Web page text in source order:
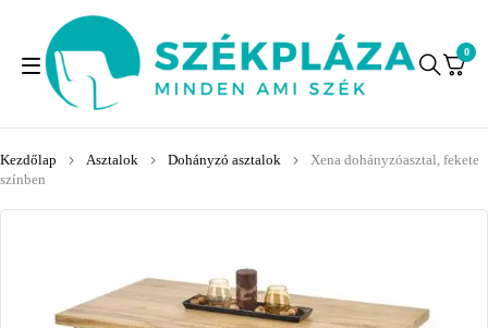
0
Kezdőlap Asztalok Dohányzó asztalok
Xena dohányzóasztal, fekete
színben